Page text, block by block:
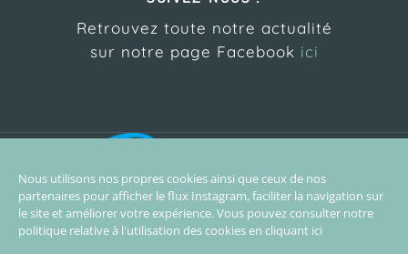
Nous utilisons nos propres cookies ainsi que ceux de nos
partenaires pour afficher le flux Instagram, faciliter la navigation sur
le site et améliorer votre expérience. Vous pouvez consulter notre
politique relative à l'utilisation des cookies en cliquant ici
Retrouvez toute notre actualité
sur notre page Facebook ici
surf Biarritz Surf Training